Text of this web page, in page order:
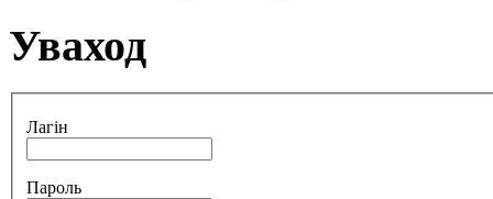
Уваход
Лагін
Пароль